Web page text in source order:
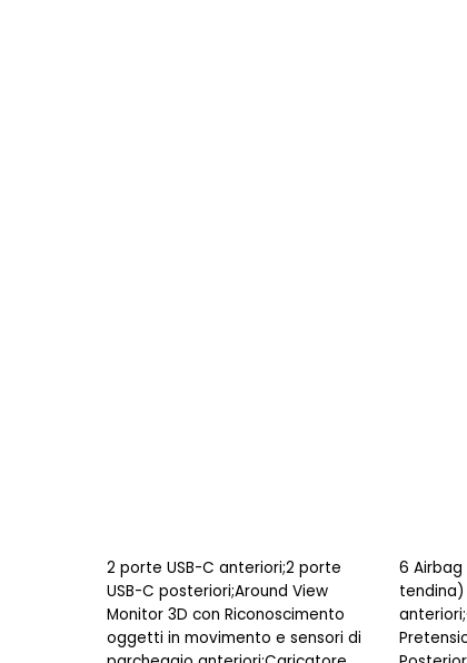
2 porte USB-C anteriori;2 porte
USB-C posteriori;Around View
Monitor 3D con Riconoscimento
oggetti in movimento e sensori di
6
tendina)